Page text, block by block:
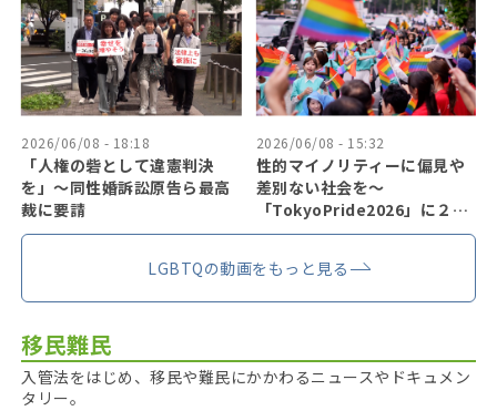
2026/06/08 - 18:18
「人権の砦として違憲判決
を」〜同性婚訴訟原告ら最高
裁に要請
2026/06/08 - 15:32
性的マイノリティーに偏見や
差別ない社会を〜
「TokyoPride2026」に２７
万人
LGBTQの動画をもっと見る
移民難民
入管法をはじめ、移民や難民にかかわるニュースやドキュメン
タリー。